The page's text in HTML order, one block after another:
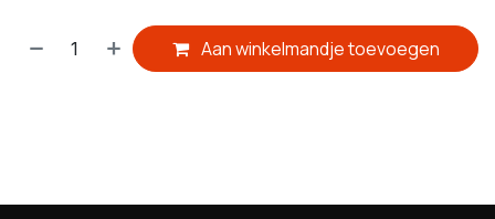
Aan winkelmandje toevoegen